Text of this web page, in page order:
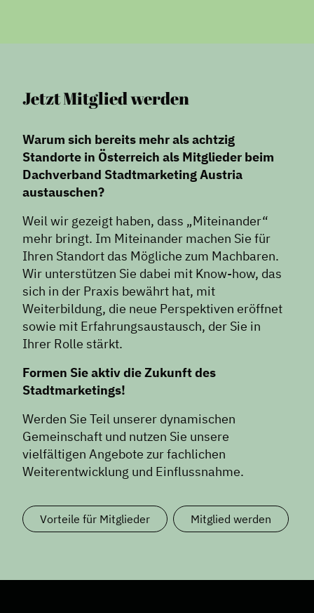
Jetzt Mitglied werden
Warum sich bereits mehr als achtzig
Standorte in Österreich als Mitglieder beim
Dachverband Stadtmarketing Austria
austauschen?
Weil wir gezeigt haben, dass „Miteinander“
mehr bringt. Im Miteinander machen Sie für
Ihren Standort das Mögliche zum Machbaren.
Wir unterstützen Sie dabei mit Know-how, das
sich in der Praxis bewährt hat, mit
Weiterbildung, die neue Perspektiven eröffnet
sowie mit Erfahrungsaustausch, der Sie in
Ihrer Rolle stärkt.
Formen Sie aktiv die Zukunft des
Stadtmarketings!
Werden Sie Teil unserer dynamischen
Gemeinschaft und nutzen Sie unsere
vielfältigen Angebote zur fachlichen
Weiterentwicklung und Einflussnahme.
Vorteile für Mitglieder Mitglied werden